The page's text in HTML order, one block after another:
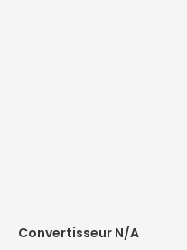
Convertisseur N/A